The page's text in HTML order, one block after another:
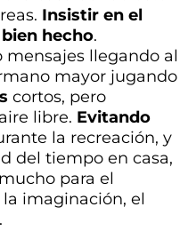
Insistir en el
hecho.
mensajes llegando al
mayor jugando
cortos, pero
libre. Evitando
la recreación, y
del tiempo en casa,
para el
imaginación, el